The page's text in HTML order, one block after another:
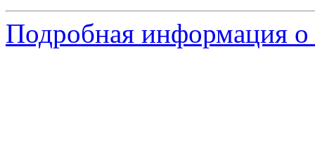
Подробная информация